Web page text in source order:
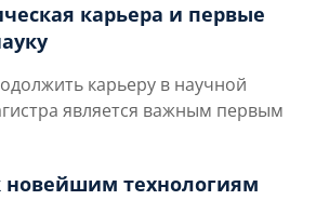
карьера и первые
карьеру в научной
является важным первым
новейшим технологиям